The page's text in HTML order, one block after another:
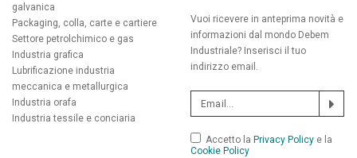
galvanica
Packaging, colla, carte e cartiere
Settore petrolchimico e gas
Industria grafica
Lubrificazione industria
meccanica e metallurgica
Industria orafa
Industria tessile e conciaria
Vuoi ricevere in anteprima novità e
informazioni dal mondo Debem
Industriale? Inserisci il tuo
indirizzo email.
Accetto la Privacy Policy e la
Cookie Policy